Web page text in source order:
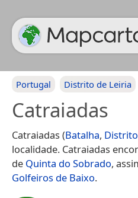
Portugal Distrito de Leiria
Catraiadas
Catraiadas (Batalha,
localidade. Catraiadas
de Quinta do Sobrado,
Golfeiros de Baixo.